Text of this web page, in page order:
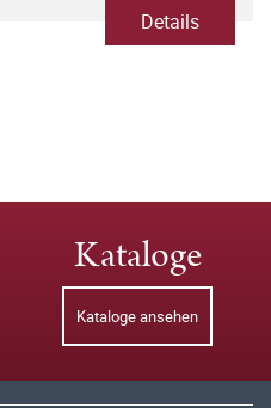
Details
Kataloge
Kataloge ansehen